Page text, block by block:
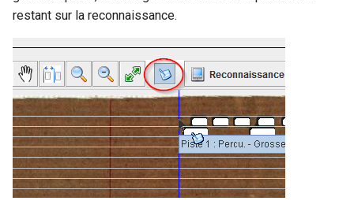
restant sur la reconnaissance.